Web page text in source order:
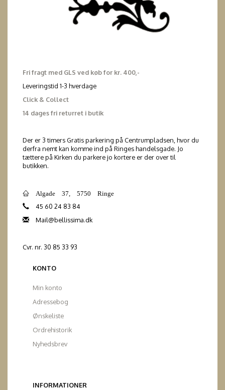
Fri fragt med GLS ved køb for kr. 400,-
Leveringstid 1-3 hverdage
Click & Collect
14 dages fri returret i butik
Der er 3 timers Gratis parkering på Centrumpladsen, hvor du
derfra nemt kan komme ind på Ringes handelsgade. Jo
tættere på Kirken du parkere jo kortere er der over til
butikken.
Algade 37, 5750 Ringe
45 60 24 83 84
Mail@bellissima.dk
Cvr. nr. 30 85 33 93
KONTO
Min konto
Adressebog
Ønskeliste
Ordrehistorik
Nyhedsbrev
INFORMATIONER